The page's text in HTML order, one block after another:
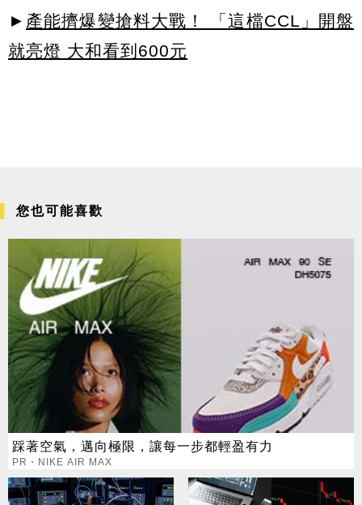
► 產能擠爆變搶料大戰！ 「這檔CCL」開盤
就亮燈 大和看到600元
您也可能喜歡
踩著空氣，邁向極限，讓每一步都輕盈有力
PR・NIKE AIR MAX